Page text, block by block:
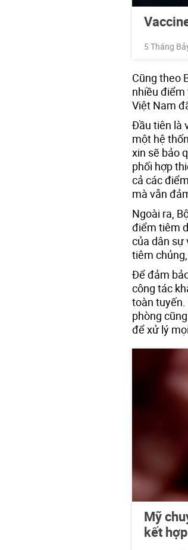
5 Tháng
Cũng theo
nhiều điểm
Việt Nam
Đầu tiên là
một hệ
xin sẽ bảo
phối hợp
cả các
mà vẫn
Ngoài ra,
điểm tiêm
của dân sự
tiêm
Để đảm
công tác
toàn tuyến.
phòng
để xử lý
Mỹ
kết